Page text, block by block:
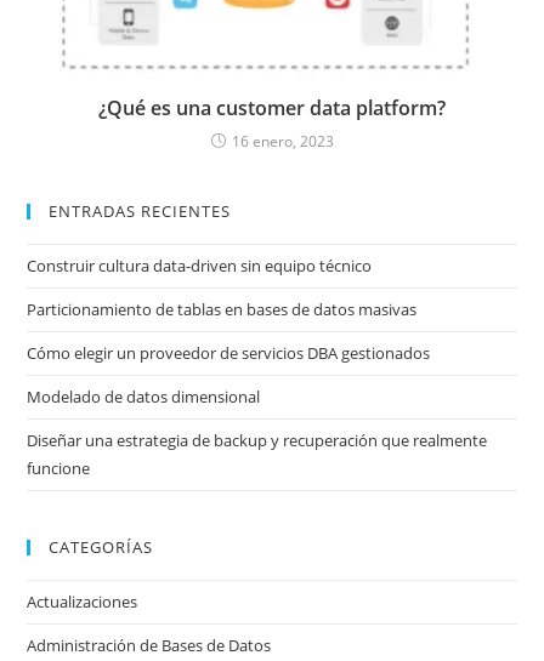
¿Qué es una customer data platform?
16 enero, 2023
ENTRADAS RECIENTES
Construir cultura data-driven sin equipo técnico
Particionamiento de tablas en bases de datos masivas
Cómo elegir un proveedor de servicios DBA gestionados
Modelado de datos dimensional
Diseñar una estrategia de backup y recuperación que realmente
funcione
CATEGORÍAS
Actualizaciones
Administración de Bases de Datos